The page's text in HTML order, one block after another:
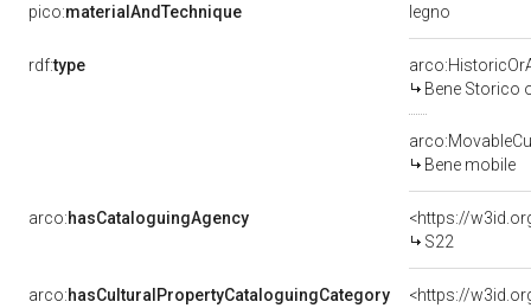
pico:materialAndTechnique legno
rdf:type
Bene Storico
Bene mobile
arco:hasCataloguingAgency
<https://
S22
arco:hasCulturalPropertyCataloguingCategory
<https://